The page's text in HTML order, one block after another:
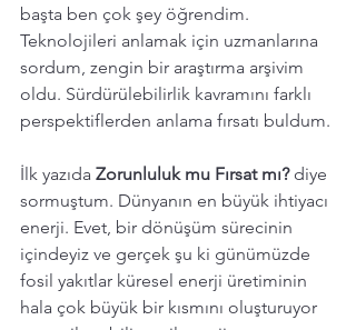
başta ben çok şey öğrendim.
Teknolojileri anlamak için uzmanlarına
sordum, zengin bir araştırma arşivim
oldu. Sürdürülebilirlik kavramını farklı
perspektiflerden anlama fırsatı buldum.
İlk yazıda Zorunluluk mu Fırsat mı? diye
sormuştum. Dünyanın en büyük ihtiyacı
enerji. Evet, bir dönüşüm sürecinin
içindeyiz ve gerçek şu ki günümüzde
fosil yakıtlar küresel enerji üretiminin
hala çok büyük bir kısmını oluşturuyor